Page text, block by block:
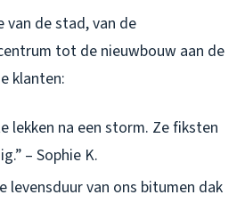
van de stad, van de
tot de nieuwbouw aan de
klanten:
lekken na een storm. Ze fiksten
– Sophie K.
levensduur van ons bitumen dak